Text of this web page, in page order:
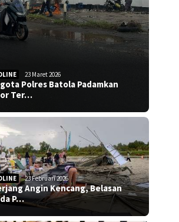
23 Maret 2026
Polres Batola Padamkan
Ter…
23 Februari 2026
Angin Kencang, Belasan
P…